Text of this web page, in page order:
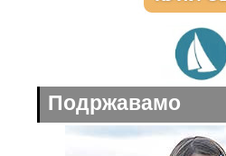
Подржавамо